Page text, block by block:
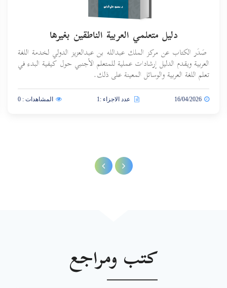
دليل متعلمي العربية الناطقين بغيرها
صَدَر الكتاب عن مركز الملك عبدالله بن عبدالعزيز الدولي لخدمة اللغة
العربية ويقدم الدليل إرشادات عملية للمتعلم الأجنبي حول كيفية البدء في
تعلم اللغة العربية والوسائل المعينة على ذلك.
16/04/2026 عدد الاجزاء :1 المشاهدات : 0
كتب ومراجع